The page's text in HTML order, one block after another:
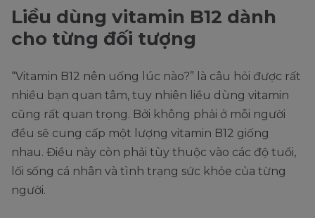
Liều dùng vitamin B12 dành
cho từng đối tượng
“Vitamin B12 nên uống lúc nào?” là câu hỏi được rất
nhiều bạn quan tâm, tuy nhiên liều dùng vitamin
cũng rất quan trọng. Bởi không phải ở mỗi người
đều sẽ cung cấp một lượng vitamin B12 giống
nhau. Điều này còn phải tùy thuộc vào các độ tuổi,
lối sống cá nhân và tình trạng sức khỏe của từng
người.